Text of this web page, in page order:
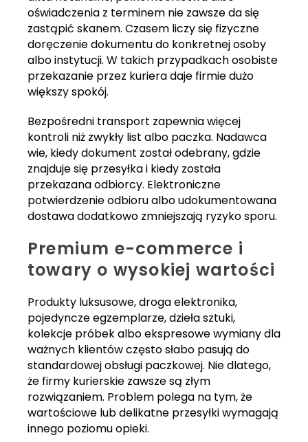
oświadczenia z terminem nie zawsze da się
zastąpić skanem. Czasem liczy się fizyczne
doręczenie dokumentu do konkretnej osoby
albo instytucji. W takich przypadkach osobiste
przekazanie przez kuriera daje firmie dużo
większy spokój.
Bezpośredni transport zapewnia więcej
kontroli niż zwykły list albo paczka. Nadawca
wie, kiedy dokument został odebrany, gdzie
znajduje się przesyłka i kiedy została
przekazana odbiorcy. Elektroniczne
potwierdzenie odbioru albo udokumentowana
dostawa dodatkowo zmniejszają ryzyko sporu.
Premium e-commerce i
towary o wysokiej wartości
Produkty luksusowe, droga elektronika,
pojedyncze egzemplarze, dzieła sztuki,
kolekcje próbek albo ekspresowe wymiany dla
ważnych klientów często słabo pasują do
standardowej obsługi paczkowej. Nie dlatego,
że firmy kurierskie zawsze są złym
rozwiązaniem. Problem polega na tym, że
wartościowe lub delikatne przesyłki wymagają
innego poziomu opieki.